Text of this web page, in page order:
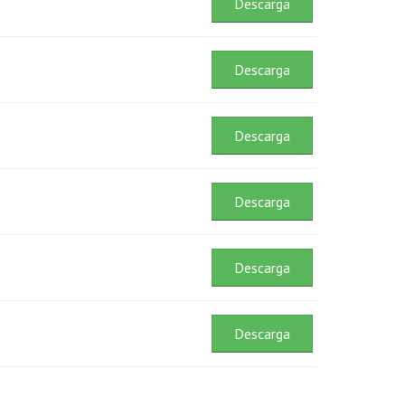
Descarga
Descarga
Descarga
Descarga
Descarga